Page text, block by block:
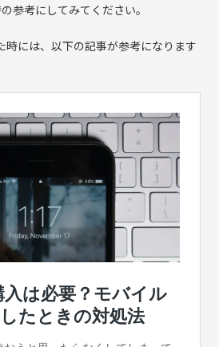
参考にしてみてください。
時には、以下の記事が参考になります